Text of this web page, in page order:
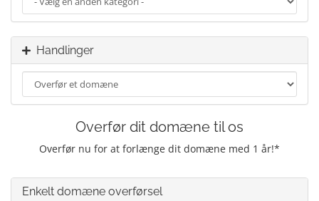
Handlinger
Overfør dit domæne til os
Overfør nu for at forlænge dit domæne med 1 år!*
Enkelt domæne overførsel